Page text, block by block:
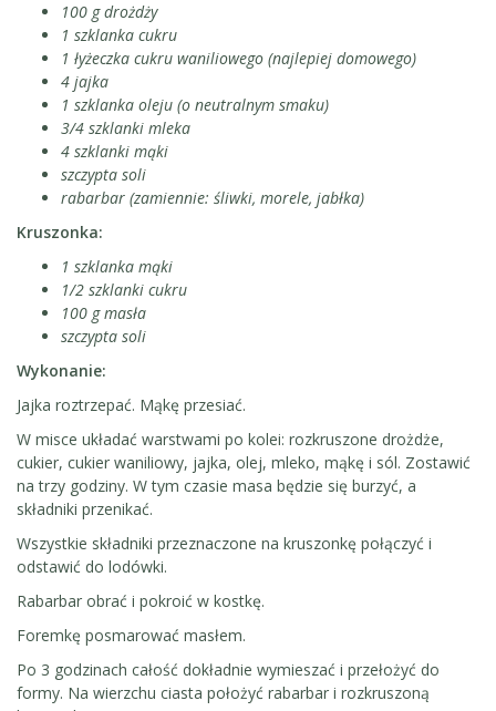
100 g drożdży
1 szklanka cukru
1 łyżeczka cukru waniliowego (najlepiej domowego)
4 jajka
1 szklanka oleju (o neutralnym smaku)
3/4 szklanki mleka
4 szklanki mąki
szczypta soli
rabarbar (zamiennie: śliwki, morele, jabłka)
Kruszonka:
1 szklanka mąki
1/2 szklanki cukru
100 g masła
szczypta soli
Wykonanie:
Jajka roztrzepać. Mąkę przesiać.
W misce układać warstwami po kolei: rozkruszone drożdże,
cukier, cukier waniliowy, jajka, olej, mleko, mąkę i sól. Zostawić
na trzy godziny. W tym czasie masa będzie się burzyć, a
składniki przenikać.
Wszystkie składniki przeznaczone na kruszonkę połączyć i
odstawić do lodówki.
Rabarbar obrać i pokroić w kostkę.
Foremkę posmarować masłem.
Po 3 godzinach całość dokładnie wymieszać i przełożyć do
formy. Na wierzchu ciasta położyć rabarbar i rozkruszoną